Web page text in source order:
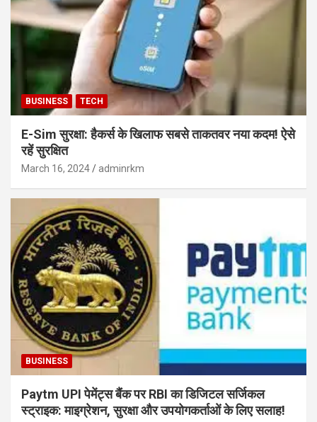
BUSINESS TECH
E-Sim सुरक्षा: हैकर्स के खिलाफ सबसे ताकतवर नया कदम! ऐसे
रहें सुरक्षित
March 16, 2024 adminrkm
BUSINESS
Paytm UPI पेमेंट्स बैंक पर RBI का डिजिटल सर्जिकल
स्ट्राइक: माइग्रेशन, सुरक्षा और उपयोगकर्ताओं के लिए सलाह!